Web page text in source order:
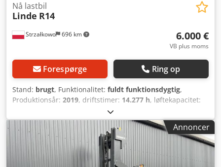
Strzałkowo 696 km
Nå lastbil
Linde R14
6.000 €
VB plus moms
Forespørge Ring op
Stand: brugt, Funktionalitet: fuldt funktionsdygtig,
Produktionsår: 2019, driftstimer: 14.277 h, løftekapacitet:
6.560 mm
brændstoftype:elektrisk, mastetype:triplex,
bygningshøjde:
2.760 mm , drivtype: Elektro, Reachtruck
ISO-klasse: ISO klasse 2 = 1.000 - 2.500 kg Masttype: Triplex
Stand: Klar til brug og fuldt funktionsdygtig Teknisk stand:
god Dksdpfxjxthmpj Apwor Batteri volt: 48V Sideskifter,
Annoncer